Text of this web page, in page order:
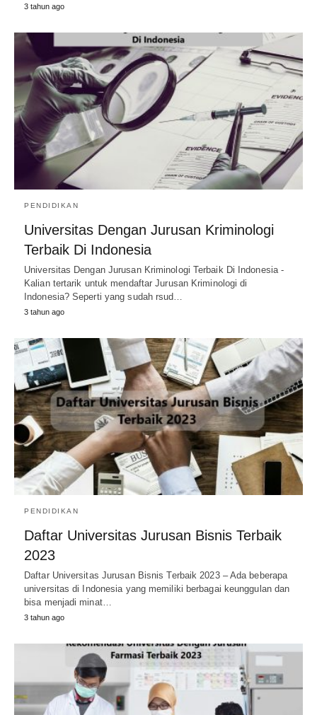
3 tahun ago
PENDIDIKAN
Universitas Dengan Jurusan Kriminologi
Terbaik Di Indonesia
Universitas Dengan Jurusan Kriminologi Terbaik Di Indonesia -
Kalian tertarik untuk mendaftar Jurusan Kriminologi di
Indonesia? Seperti yang sudah rsud…
3 tahun ago
PENDIDIKAN
Daftar Universitas Jurusan Bisnis Terbaik
2023
Daftar Universitas Jurusan Bisnis Terbaik 2023 – Ada beberapa
universitas di Indonesia yang memiliki berbagai keunggulan dan
bisa menjadi minat…
3 tahun ago